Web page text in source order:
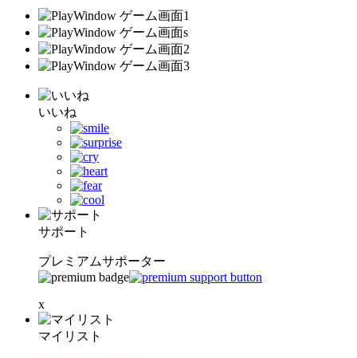
いいね
サポート
プレミアムサポーター
x
マイリスト